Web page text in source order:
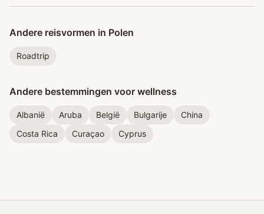
Andere reisvormen in Polen
Roadtrip
Andere bestemmingen voor wellness
Albanië Aruba België Bulgarije
China
Costa Rica
Curaçao Cyprus